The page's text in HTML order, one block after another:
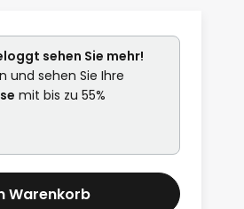
sehen Sie mehr!
und sehen Sie Ihre
mit bis zu 55%
Warenkorb